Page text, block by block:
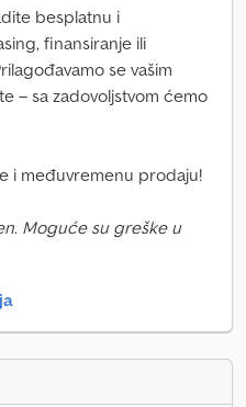
besplatnu i
finansiranje ili
se vašim
– sa zadovoljstvom ćemo
i međuvremenu prodaju!
Moguće su greške u